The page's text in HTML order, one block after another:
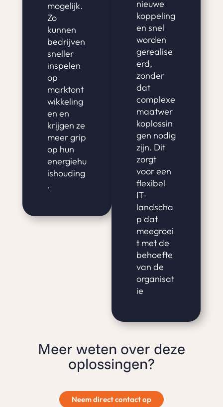
mogelijk.
Zo
kunnen
bedrijven
sneller
inspelen
op
marktont
wikkeling
en en
krijgen ze
meer grip
op hun
energiehu
ishouding
.
nieuwe
koppeling
en snel
worden
gerealise
erd,
zonder
dat
complexe
maatwer
koplossin
gen nodig
zijn. Dit
zorgt
voor een
flexibel
IT-
landscha
p dat
meegroei
t met de
behoefte
van de
organisat
ie
Meer weten over deze
oplossingen?
Neem direct contact op